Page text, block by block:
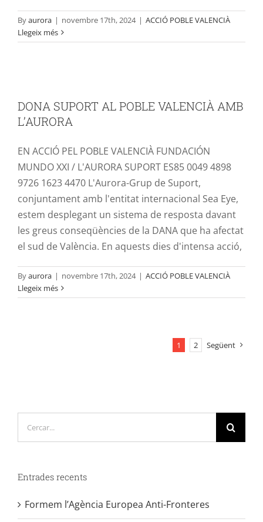
Byaurora | novembre 17th, 2024 | ACCIÓ POBLE VALENCIÀ
Llegeix més
ACCIÓ POBLE VALENCIÀ
DONA SUPORT AL POBLE VALENCIÀ AMB
L’AURORA
EN ACCIÓ PEL POBLE VALENCIÀ FUNDACIÓN
MUNDO XXI / L'AURORA SUPORT ES85 0049 4898
9726 1623 4470 L'Aurora-Grup de Suport,
conjuntament amb l'entitat internacional Sea Eye,
estem desplegant un sistema de resposta davant
les greus conseqüències de la DANA que ha afectat
el sud de València. En aquests dies d'intensa acció,
Byaurora | novembre 17th, 2024 | ACCIÓ POBLE VALENCIÀ
Llegeix més
1 2 Següent
Entrades recents
Formem l’Agència Europea Anti-Fronteres